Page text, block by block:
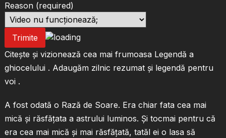
Reason (required)
Trimite
Citește și vizionează cea mai frumoasa Legendă a
ghiocelului . Adaugăm zilnic rezumat și legendă pentru
voi .
A fost odată o Rază de Soare. Era chiar fata cea mai
mică şi răsfăţata a astrului luminos. Şi tocmai pentru că
era cea mai mică şi mai răsfăţată, tatăl ei o lasa să